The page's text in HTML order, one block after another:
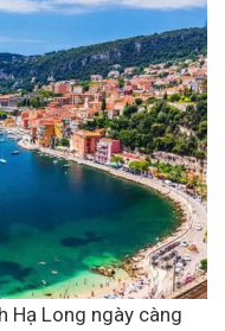
Hạ Long ngày càng